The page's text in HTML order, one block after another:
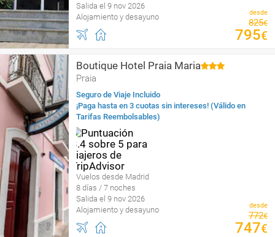
Salida el 9 nov 2026
Alojamiento y desayuno
desde
825€
795€
Boutique Hotel Praia Maria
Praia
Seguro de Viaje Incluido
¡Paga hasta en 3 cuotas sin intereses! (Válido en
Tarifas Reembolsables)
Vuelos desde Madrid
8 días / 7 noches
Salida el 9 nov 2026
Alojamiento y desayuno
desde
772€
747€